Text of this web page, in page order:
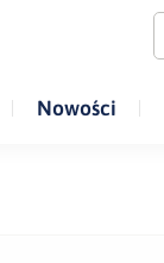
Nowości